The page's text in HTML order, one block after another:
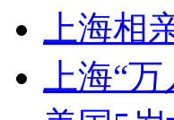
外交部：反对强权
外交部：有关国家
上海相
上海“